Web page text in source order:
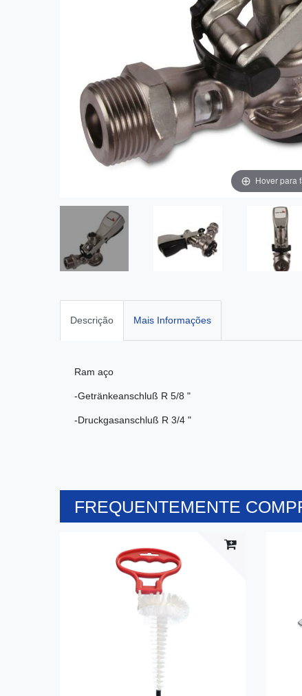
Hover para
Descrição Mais Informações
Ram aço
-Getränkeanschluß R 5/8 "
-Druckgasanschluß R 3/4 "
FREQUENTEMENTE